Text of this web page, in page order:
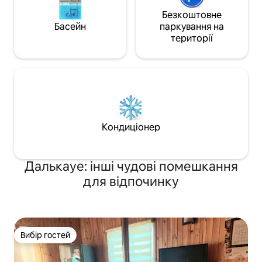
Басейн
Безкоштовне
паркування на
території
Кондиціонер
Далькауе: інші чудові помешкання
для відпочинку
Вибір гостей
Вибір гостей